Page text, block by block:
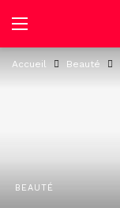
Accueil Beauté
BEAUTÉ